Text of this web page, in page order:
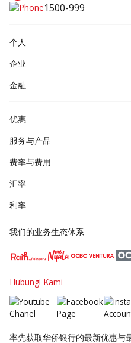
1500-999
个人
企业
金融
优惠
服务与产品
费率与费用
汇率
利率
我们的业务生态体系
Hubungi Kami
率先获取华侨银行的最新优惠与